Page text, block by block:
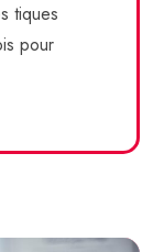
tiques
pour